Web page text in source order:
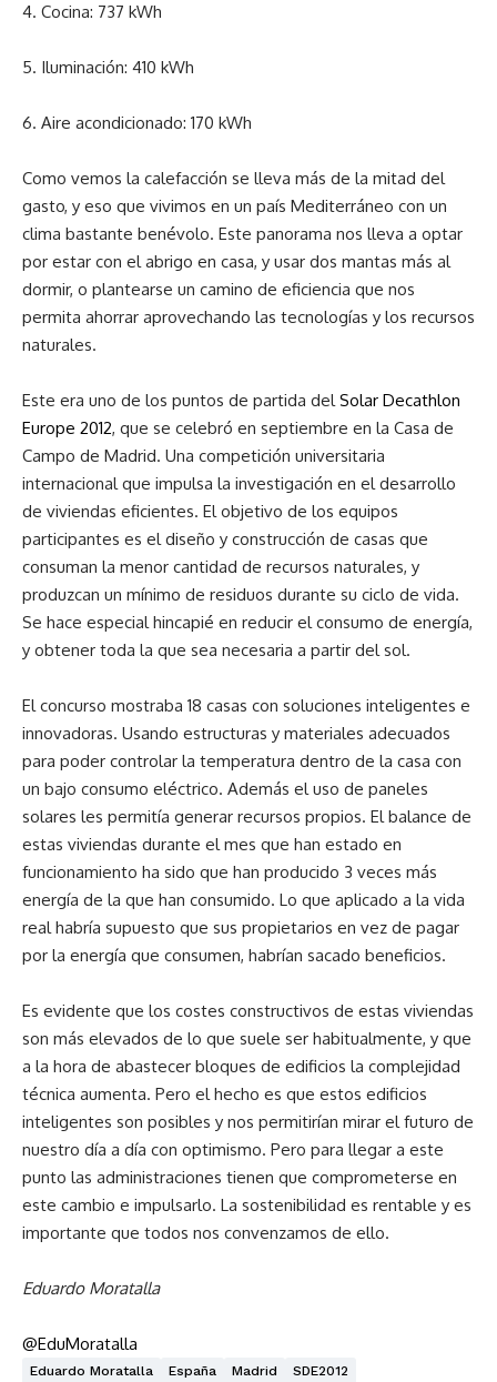
4. Cocina: 737 kWh
5. Iluminación: 410 kWh
6. Aire acondicionado: 170 kWh
Como vemos la calefacción se lleva más de la mitad del
gasto, y eso que vivimos en un país Mediterráneo con un
clima bastante benévolo. Este panorama nos lleva a optar
por estar con el abrigo en casa, y usar dos mantas más al
dormir, o plantearse un camino de eficiencia que nos
permita ahorrar aprovechando las tecnologías y los recursos
naturales.
Este era uno de los puntos de partida delSolar Decathlon
Europe 2012, que se celebró en septiembre en la Casa de
Campo de Madrid. Una competición universitaria
internacional que impulsa la investigación en el desarrollo
de viviendas eficientes. El objetivo de los equipos
participantes es el diseño y construcción de casas que
consuman la menor cantidad de recursos naturales, y
produzcan un mínimo de residuos durante su ciclo de vida.
Se hace especial hincapié en reducir el consumo de energía,
y obtener toda la que sea necesaria a partir del sol.
El concurso mostraba 18 casas con soluciones inteligentes e
innovadoras. Usando estructuras y materiales adecuados
para poder controlar la temperatura dentro de la casa con
un bajo consumo eléctrico. Además el uso de paneles
solares les permitía generar recursos propios. El balance de
estas viviendas durante el mes que han estado en
funcionamiento ha sido que han producido 3 veces más
energía de la que han consumido. Lo que aplicado a la vida
real habría supuesto que sus propietarios en vez de pagar
por la energía que consumen, habrían sacado beneficios.
Es evidente que los costes constructivos de estas viviendas
son más elevados de lo que suele ser habitualmente, y que
a la hora de abastecer bloques de edificios la complejidad
técnica aumenta. Pero el hecho es que estos edificios
inteligentes son posibles y nos permitirían mirar el futuro de
nuestro día a día con optimismo. Pero para llegar a este
punto las administraciones tienen que comprometerse en
este cambio e impulsarlo. La sostenibilidad es rentable y es
importante que todos nos convenzamos de ello.
Eduardo Moratalla
@EduMoratalla
Eduardo Moratalla España Madrid
SDE2012